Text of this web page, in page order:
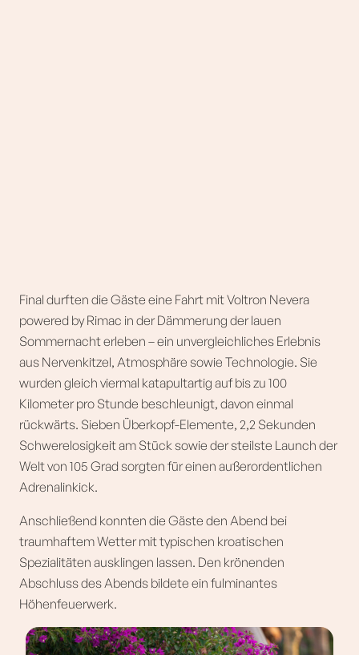
Final durften die Gäste eine Fahrt mit Voltron Nevera
powered by Rimac in der Dämmerung der lauen
Sommernacht erleben – ein unvergleichliches Erlebnis
aus Nervenkitzel, Atmosphäre sowie Technologie. Sie
wurden gleich viermal katapultartig auf bis zu 100
Kilometer pro Stunde beschleunigt, davon einmal
rückwärts. Sieben Überkopf-Elemente, 2,2 Sekunden
Schwerelosigkeit am Stück sowie der steilste Launch der
Welt von 105 Grad sorgten für einen außerordentlichen
Adrenalinkick.
Anschließend konnten die Gäste den Abend bei
traumhaftem Wetter mit typischen kroatischen
Spezialitäten ausklingen lassen. Den krönenden
Abschluss des Abends bildete ein fulminantes
Höhenfeuerwerk.